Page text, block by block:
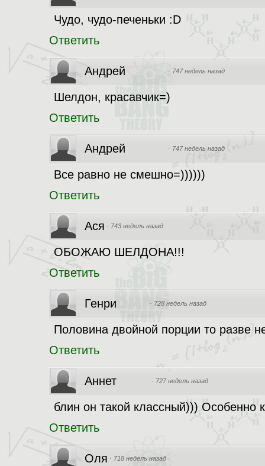
Чудо, чудо-печеньки :D
Ответить
Андрей · 747 недель назад
Шелдон, красавчик=)
Ответить
Андрей · 747 недель назад
Все равно не смешно=))))))
Ответить
Ася · 743 недель назад
ОБОЖАЮ ШЕЛДОНА!!!
Ответить
Генри · 728 недель назад
Половина двойной порции то разве
Ответить
Аннет · 727 недель назад
блин он такой классный))) Особенно
Ответить
Оля · 718 недель назад